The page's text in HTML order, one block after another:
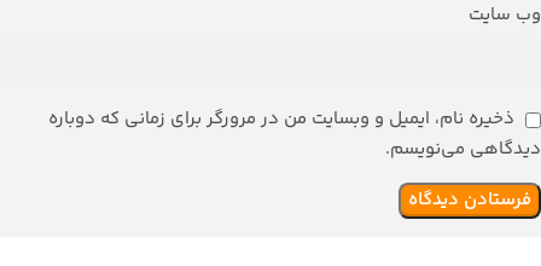
وب‌ سایت
ذخیره نام، ایمیل و وبسایت من در مرورگر برای زمانی که دوباره
دیدگاهی می‌نویسم.